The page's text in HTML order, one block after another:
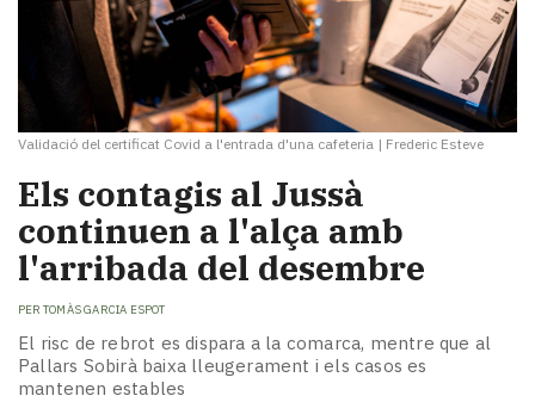
Validació del certificat Covid a l'entrada d'una cafeteria | Frederic Esteve
Els contagis al Jussà
continuen a l'alça amb
l'arribada del desembre
PER TOMÀS GARCIA ESPOT
El risc de rebrot es dispara a la comarca, mentre que al
Pallars Sobirà baixa lleugerament i els casos es
mantenen estables